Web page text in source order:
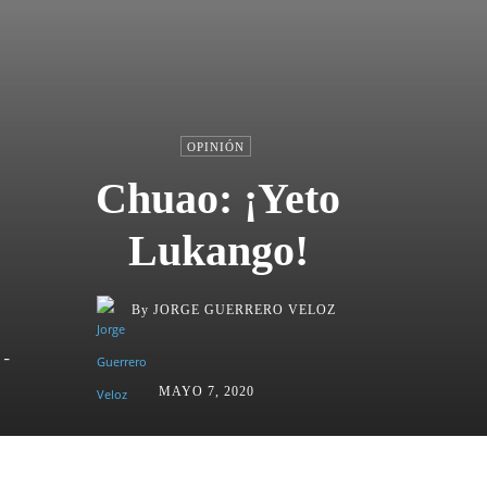
OPINIÓN
Chuao: ¡Yeto
Lukango!
By JORGE GUERRERO VELOZ
-
MAYO 7, 2020